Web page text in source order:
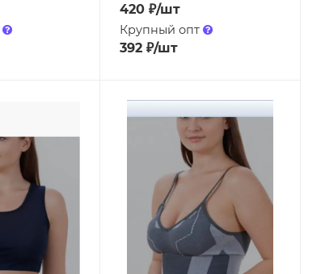
420₽/шт
Крупный опт
392₽/шт